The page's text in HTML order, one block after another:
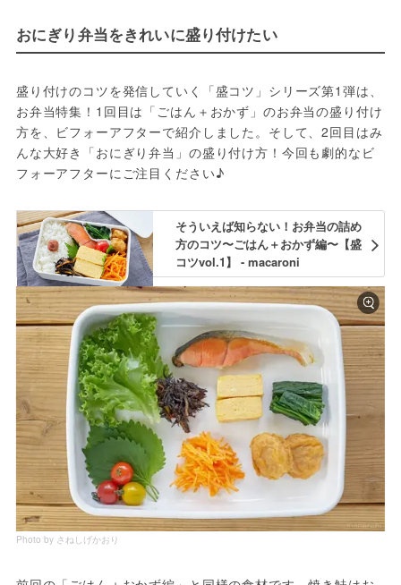
おにぎり弁当をきれいに盛り付けたい
盛り付けのコツを発信していく「盛コツ」シリーズ第1弾は、
お弁当特集！1回目は「ごはん＋おかず」のお弁当の盛り付け
方を、ビフォーアフターで紹介しました。そして、2回目はみ
んな大好き「おにぎり弁当」の盛り付け方！今回も劇的なビ
フォーアフターにご注目ください♪
そういえば知らない！お弁当の詰め
方のコツ〜ごはん＋おかず編〜【盛
コツvol.1】 - macaroni
Photo by さねしげかおり